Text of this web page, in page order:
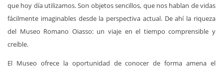
que hoy día utilizamos. Son objetos sencillos, que nos hablan de vidas
fácilmente imaginables desde la perspectiva actual. De ahí la riqueza
del Museo Romano Oiasso: un viaje en el tiempo comprensible y
creíble.
El Museo ofrece la oportunidad de conocer de forma amena el